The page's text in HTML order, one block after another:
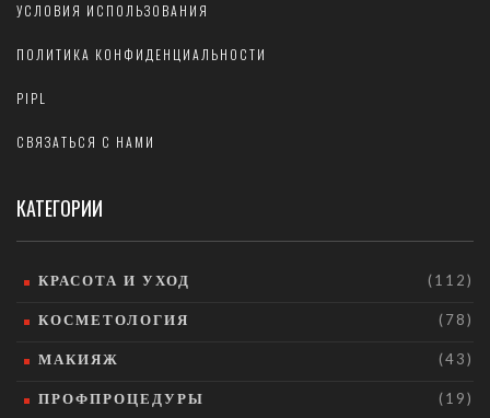
УСЛОВИЯ ИСПОЛЬЗОВАНИЯ
ПОЛИТИКА КОНФИДЕНЦИАЛЬНОСТИ
PIPL
СВЯЗАТЬСЯ С НАМИ
КАТЕГОРИИ
КРАСОТА И УХОД (112)
КОСМЕТОЛОГИЯ (78)
МАКИЯЖ (43)
ПРОФПРОЦЕДУРЫ (19)